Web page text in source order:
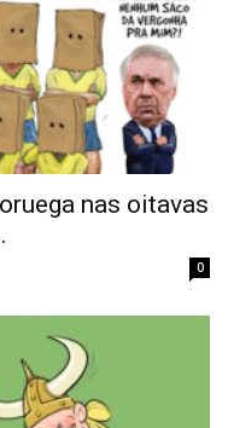
nas oitavas
0